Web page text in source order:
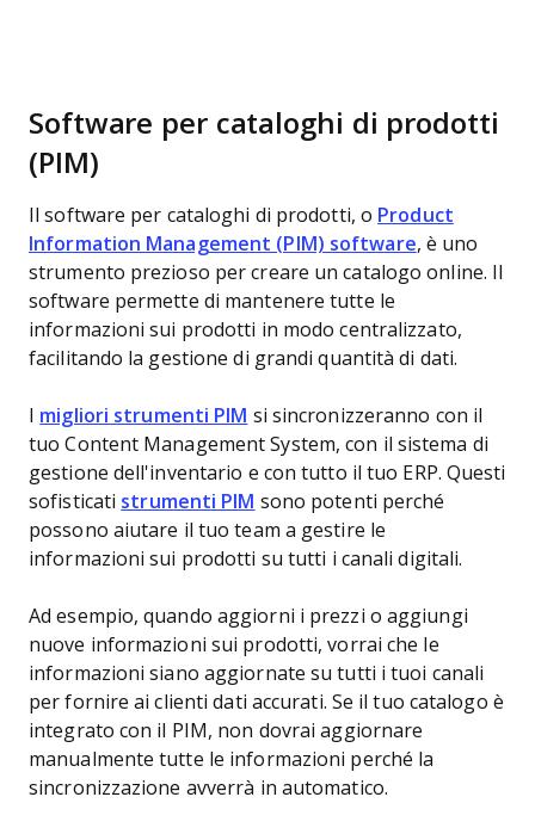
Software per cataloghi di prodotti
(PIM)
Il software per cataloghi di prodotti, o Product
Information Management (PIM) software, è uno
strumento prezioso per creare un catalogo online. Il
software permette di mantenere tutte le
informazioni sui prodotti in modo centralizzato,
facilitando la gestione di grandi quantità di dati.
migliori strumenti PIM si sincronizzeranno con il
tuo Content Management System, con il sistema di
gestione dell'inventario e con tutto il tuo ERP. Questi
sofisticati strumenti PIM sono potenti perché
possono aiutare il tuo team a gestire le
informazioni sui prodotti su tutti i canali digitali.
Ad esempio, quando aggiorni i prezzi o aggiungi
nuove informazioni sui prodotti, vorrai che le
informazioni siano aggiornate su tutti i tuoi canali
per fornire ai clienti dati accurati. Se il tuo catalogo è
integrato con il PIM, non dovrai aggiornare
manualmente tutte le informazioni perché la
sincronizzazione avverrà in automatico.